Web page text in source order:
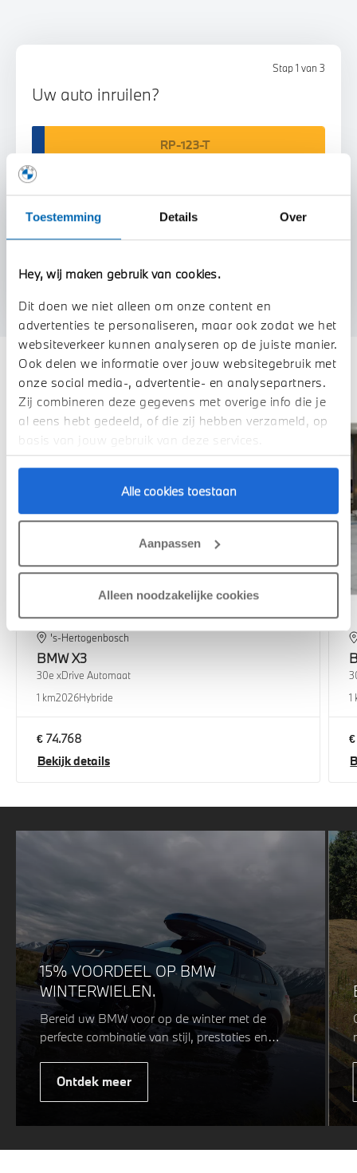
Toestemming Details Over
Hey, wij maken gebruik van cookies.
Dit doen we niet alleen om onze content en
advertenties te personaliseren, maar ook zodat we het
websiteverkeer kunnen analyseren op de juiste manier.
Ook delen we informatie over jouw websitegebruik met
onze social media-, advertentie- en analysepartners.
Zij combineren deze gegevens met overige info die je
al eens hebt gedeeld, of die zij hebben verzameld, op
basis van jouw gebruik van deze services.
Alle cookies toestaan
Aanpassen
Alleen noodzakelijke cookies
Stap 1 van 3
Uw auto inruilen?
Voorstel aanvragen
Deze zijn vergelijkbaar
1,99% renteactie
's-Hertogenbosch
BMWX3
30e xDrive Automaat
1 km2026Hybride
€ 74.768
Bekijk details
1
15% VOORDEEL OP BMW
WINTERWIELEN.
Bereid uw BMW voor op de winter met de
perfecte combinatie van stijl, prestaties en
veiligheid. Of u nu kiest voor een sportieve of
elegante look, onze winterwielen zijn
ontworpen om uw rijervaring te optimaliseren,
weersomstandigheden. Profiteer nu van15%
voordeel.
Ontdek meer